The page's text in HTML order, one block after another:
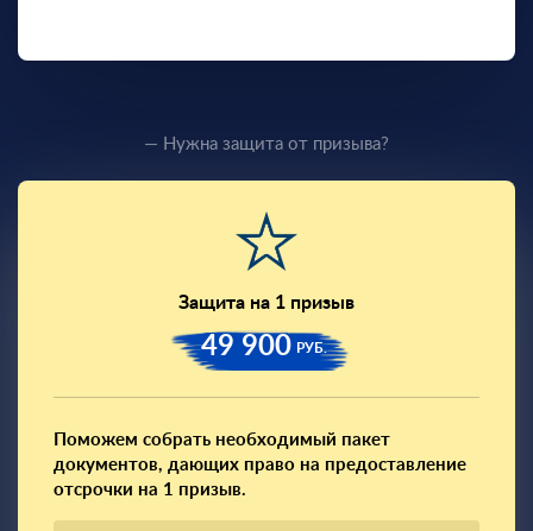
— Нужна защита от призыва?
Защита на 1 призыв
49 900 РУБ.
Поможем собрать необходимый пакет
документов, дающих право на предоставление
отсрочки на 1 призыв.